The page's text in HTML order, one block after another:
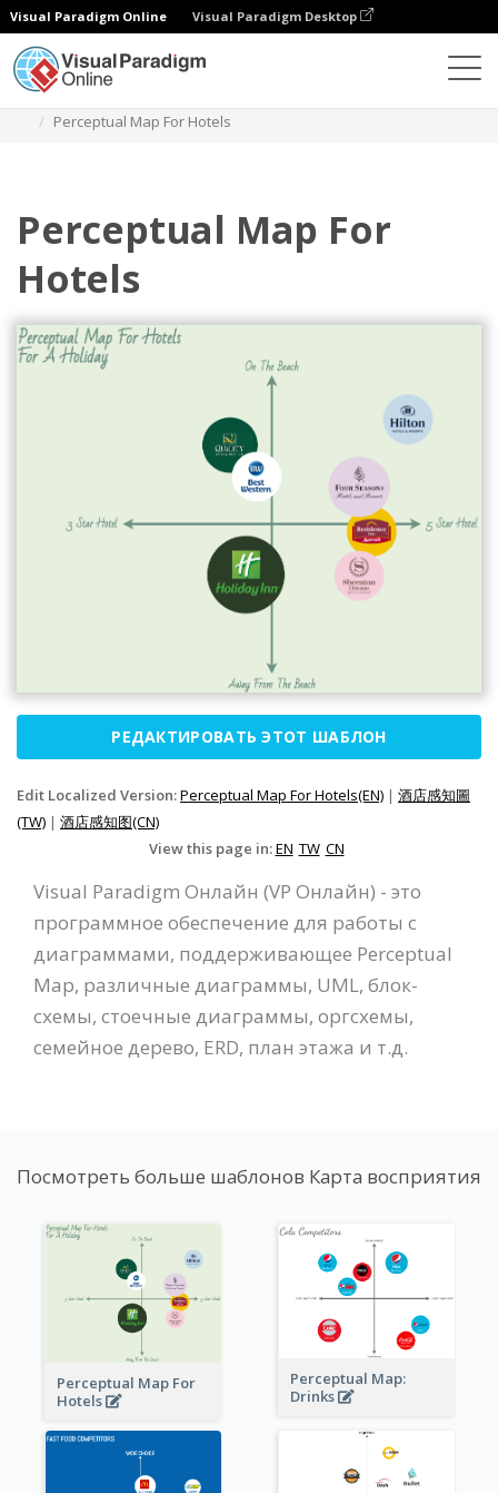
Visual Paradigm Online Visual Paradigm Desktop
Perceptual Map For Hotels
Perceptual Map For
Hotels
РЕДАКТИРОВАТЬ ЭТОТ ШАБЛОН
Edit Localized Version:Perceptual Map For Hotels(EN) | 酒店感知圖
(TW) | 酒店感知图(CN)
View this page in:EN TW CN
Visual Paradigm Онлайн (VP Онлайн) - это
программное обеспечение для работы с
диаграммами, поддерживающее Perceptual
Map, различные диаграммы, UML, блок-
схемы, стоечные диаграммы, оргсхемы,
семейное дерево, ERD, план этажа и т.д.
Посмотреть больше шаблонов Карта восприятия
Perceptual Map For
Hotels
Perceptual Map:
Drinks